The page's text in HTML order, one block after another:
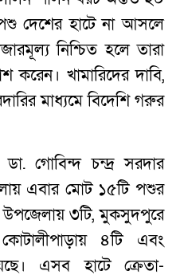
দেশের হাটে না আসলে
নিশ্চিত হলে তারা
করেন। খামারিদের দাবি,
মাধ্যমে বিদেশি গরুর
ডা. গোবিন্দ চন্দ্র সরদার
এবার মোট ১৫টি পশুর
৩টি, মুকসুদপুরে
৪টি এবং
এসব হাটে ক্রেতা-